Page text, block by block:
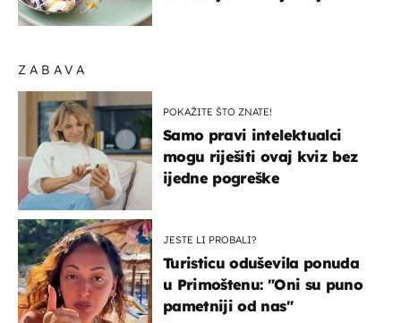
ZABAVA
POKAŽITE ŠTO ZNATE!
Samo pravi intelektualci
mogu riješiti ovaj kviz bez
ijedne pogreške
JESTE LI PROBALI?
Turisticu oduševila ponuda
u Primoštenu: "Oni su puno
pametniji od nas"